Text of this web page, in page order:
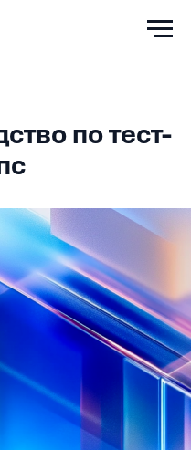
по тест-